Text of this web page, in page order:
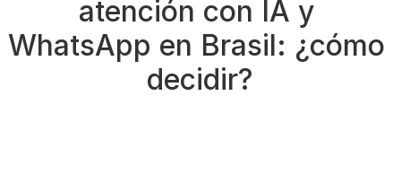
atención con IA y
WhatsApp en Brasil: ¿cómo
decidir?